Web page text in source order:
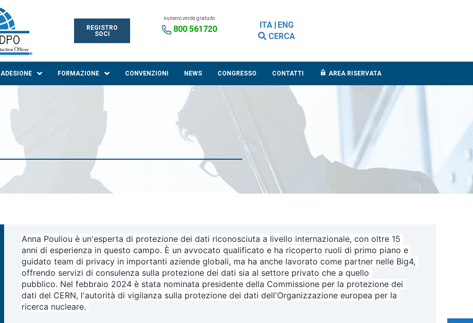
REGISTRO
SOCI
numero verde gratuito
800 561720 ITA | ENG
CERCA
ADESIONE FORMAZIONE CONVENZIONI NEWS CONGRESSO CONTATTI AREA RISERVATA
Anna Pouliou è un'esperta di protezione dei dati riconosciuta a livello internazionale, con oltre 15
anni di esperienza in questo campo. È un avvocato qualificato e ha ricoperto ruoli di primo piano e
guidato team di privacy in importanti aziende globali, ma ha anche lavorato come partner nelle Big4,
offrendo servizi di consulenza sulla protezione dei dati sia al settore privato che a quello
pubblico. Nel febbraio 2024 è stata nominata presidente della Commissione per la protezione dei
dati del CERN, l'autorità di vigilanza sulla protezione dei dati dell'Organizzazione europea per la
ricerca nucleare.